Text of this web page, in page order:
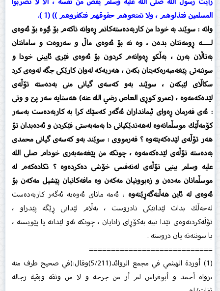
المسلمين فتذلوهم ، ولا تمنعوهم حقوقهم فتكفروهم )) (1 ‏).‏
واتە : سوێند بە خودا من كاربەدەستەكانم ڕەوانە ناكەم بۆ ئێوە بۆ ئەوەی
لــــــە ڕومەتتان بدەن ، وە نە بۆ ‏ئەوەی ماڵ و سەروەت و سامانتان
بەتاڵان بەرن ، بەڵكو ڕەوانەم كردون بۆ ئەوەی فێری ئایینی خودا و
‏سوننەتی پێغەمبەرەكەیتان بكەن ، هەریەكە لەوان كارێكی جگە لەوەی كرد
سكاڵای لێبكەن ، سوێند بەو ‏كەسەی گیانی منی بەدەستە تۆڵەی
لێدەكەمەوە ، (عمرو كوڕی العاص رضي الله عنه) هەستایە سەر پێ و وتی
: ئەی ‏فەرمان ڕەوای ئیمانداران ئەگەر كەسێك كرا بە كاربەدەست بەسەر
كۆمەڵێك موسڵمانەوە لەهەندێكیانی دا ‏بەمەبەستی فێكردن و ئەدەبدان تۆ
هەر تۆڵەی لێدەكەیتەوە ؟ فەرمووی : سوێند بەو كەسەی گیانی محمدی
‏بەدەستە تۆڵەی لێدەكەمەوە ، چونكە من پێغەمەبەری خودام ‏صلى الله
عليه وسلم‏ بینیی تۆڵەی لەنەفسی خۆشی دەكردەوە ؟ ‏تكادەكەم لە
موسڵمانان مەدەن و زەبوونیان مەكەن وە مافەكانیان پێشیل مەكەن بۆ
ئەوەی لە ئاین ‏هەڵنەگەڕێنەوە ، ئەمە مانای ئەوەیە ئەگەر كاربەدەست
لەخەڵك بدات لێدانێكی نادروست ، بەڵام لێدانی ڕێگە ‏پێدراو ،
تۆڵەكردنەوەی تێدا نییە بەكۆڕای زانایان ، چونكە ئەو لێدانە یا پێویستە ،
یا سوننەتە یان دروستە .‏
============================
(1) أوردة الهيثمي في مجمع الزوائد(5/211)وقال:(في صحيح طرف منه
،رواه أحمد و أبوفراس لم أر من جرحه و لا من وثقه وبقية رجاله